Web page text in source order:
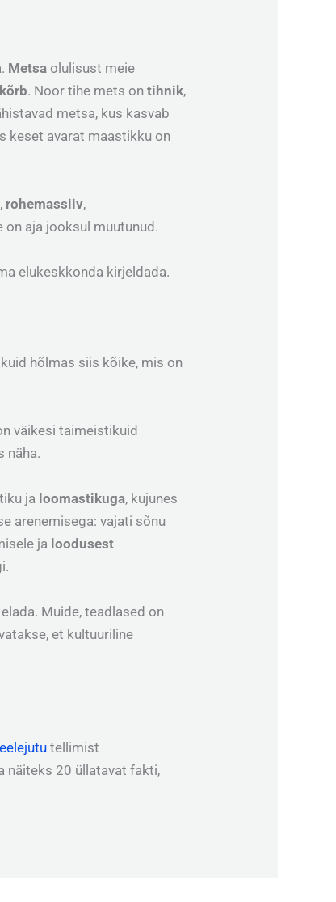
Metsaolulisust meie
kõrb. Noor tihe mets ontihnik,
metsa, kus kasvab
keset avarat maastikku on
, rohemassiiv,
on aja jooksul muutunud.
elukeskkonda kirjeldada.
hõlmas siis kõike, mis on
väikesi taimeistikuid
näha.
ja loomastikuga, kujunes
arenemisega: vajati sõnu
ja loodusest
Muide, teadlased on
et kultuuriline
tellimist
näiteks 20 üllatavat fakti,